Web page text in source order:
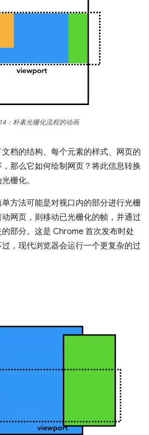
：朴素光栅化流程的动画
档的结构、每个元素的样式、网页的
那么它如何绘制网页？将此信息转换
栅化。
方法可能是对视口内的部分进行光栅
网页，则移动已光栅化的帧，并通过
部分。这是 Chrome 首次发布时处
，现代浏览器会运行一个更复杂的过